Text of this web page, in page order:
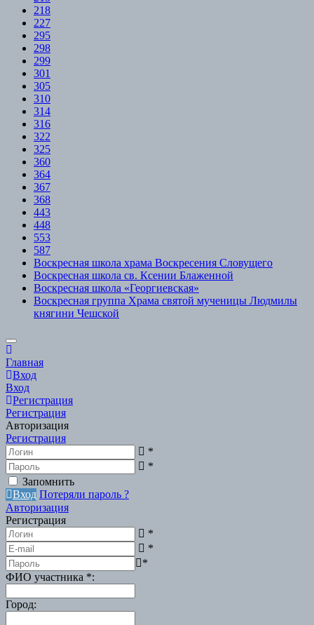
218
227
295
298
299
301
305
310
314
316
322
325
360
364
367
368
443
448
553
587
Воскресная школа храма Воскресения Словущего
Воскресная школа св. Ксении Блаженной
Воскресная школа «Георгиевская»
Воскресная группа Храма святой мученицы Людмилы
княгини Чешской
Scroll
to
Top
Главная
Вход
Вход
Регистрация
Регистрация
Авторизация
Регистрация
*
*
Запомнить
Вход Потеряли пароль ?
Авторизация
Регистрация
*
*
*
ФИО участника *:
Город: